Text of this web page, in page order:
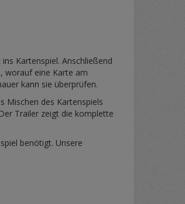
Kartenspiel. Anschließend
worauf eine Karte am
kann sie überprüfen.
Mischen des Kartenspiels
Trailer zeigt die komplette
benötigt. Unsere